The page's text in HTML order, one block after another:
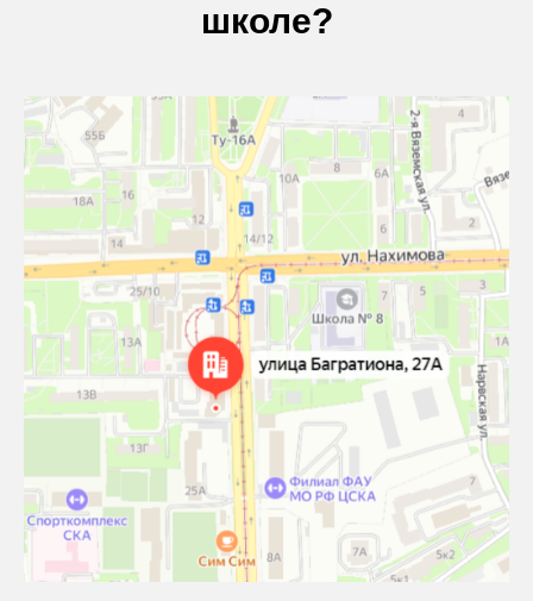
школе?